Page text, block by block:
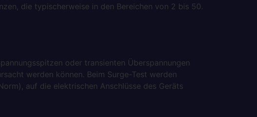
die typischerweise in den Bereichen von 2 bis 50.
oder transienten Überspannungen
werden können. Beim Surge-Test werden
auf die elektrischen Anschlüsse des Geräts